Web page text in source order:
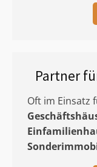
Partner
Oft im Einsatz